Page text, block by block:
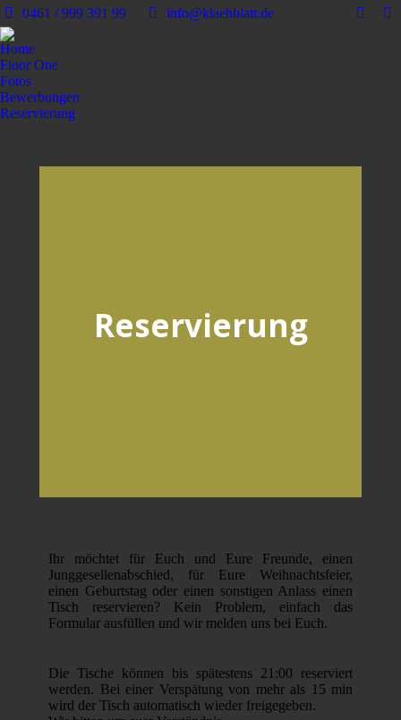
0461 / 999 391 99 info@klaehblatt.de
Home
Floor One
Fotos
Bewerbungen
Reservierung
Reservierung
Ihr möchtet für Euch und Eure Freunde, einen
Junggesellenabschied, für Eure Weihnachtsfeier,
einen Geburtstag oder einen sonstigen Anlass einen
Tisch reservieren? Kein Problem, einfach das
Formular ausfüllen und wir melden uns bei Euch.
Die Tische können bis spätestens 21:00 reserviert
werden. Bei einer Verspätung von mehr als 15 min
wird der Tisch automatisch wieder freigegeben.